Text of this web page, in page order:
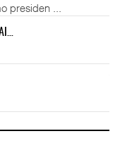
presiden ...